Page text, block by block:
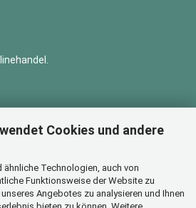
Cookies und andere
ähnliche Technologien, auch von
Funktionsweise der Website zu
Angebotes zu analysieren und Ihnen
bieten zu können. Weitere
Überweisung